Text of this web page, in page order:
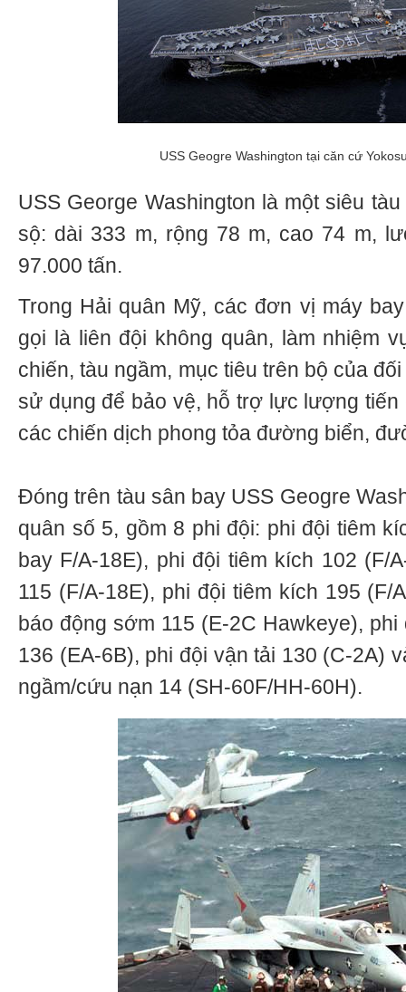
USS Geogre Washington tại căn cứ
USS George Washington là một siêu
sộ: dài 333 m, rộng 78 m, cao 74 m,
97.000 tấn.
Trong Hải quân Mỹ, các đơn vị máy
gọi là liên đội không quân, làm nhiệm
chiến, tàu ngầm, mục tiêu trên bộ của
sử dụng để bảo vệ, hỗ trợ lực lượng tiến
các chiến dịch phong tỏa đường biển,
Đóng trên tàu sân bay USS Geogre
quân số 5, gồm 8 phi đội: phi đội tiêm
bay F/A-18E), phi đội tiêm kích 102 (F/
115 (F/A-18E), phi đội tiêm kích 195 (F/
báo động sớm 115 (E-2C Hawkeye),
136 (EA-6B), phi đội vận tải 130 (C-2A)
ngầm/cứu nạn 14 (SH-60F/HH-60H).